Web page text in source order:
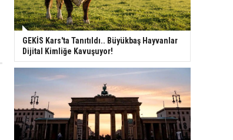
GEKİS Kars'ta Tanıtıldı.. Büyükbaş Hayvanlar
Dijital Kimliğe Kavuşuyor!